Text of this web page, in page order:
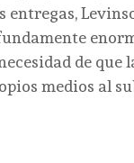
de que
medios al